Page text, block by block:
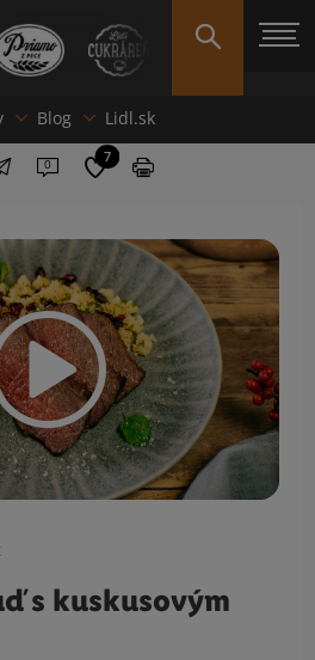
Blog Lidl.sk
0 7
s kuskusovým